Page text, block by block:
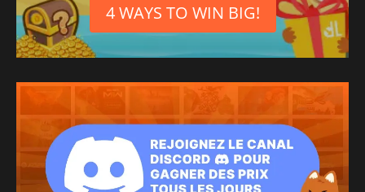
4 WAYS TO WIN BIG!